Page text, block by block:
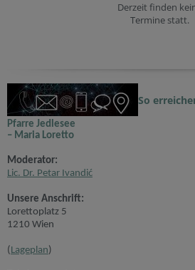
Derzeit finden
Termine statt.
So
Pfarre Jedlesee
– Maria Loretto
Moderator:
Lic. Dr. Petar Ivandić
Unsere Anschrift:
Lorettoplatz 5
1210 Wien
(Lageplan)